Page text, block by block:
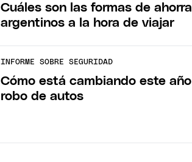
Cuáles son las formas de
argentinos a la hora de viajar
INFORME SOBRE SEGURIDAD
Cómo está cambiando este
robo de autos